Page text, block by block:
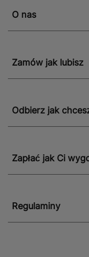
O nas
Zamów jak lubisz
Odbierz jak
Zapłać jak Ci
Regulaminy